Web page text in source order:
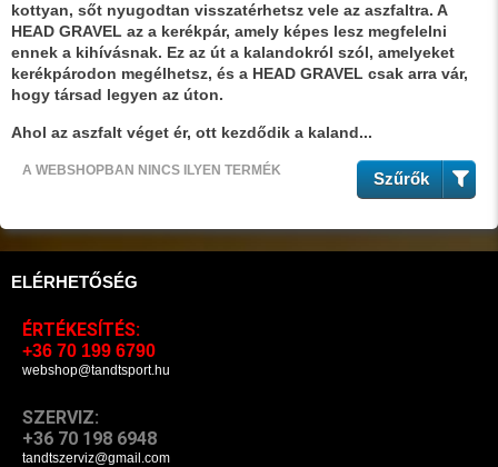
kottyan, sőt nyugodtan visszatérhetsz vele az aszfaltra. A
HEAD GRAVEL az a kerékpár, amely képes lesz megfelelni
ennek a kihívásnak. Ez az út a kalandokról szól, amelyeket
kerékpárodon megélhetsz, és a HEAD GRAVEL csak arra vár,
hogy társad legyen az úton.
Ahol az aszfalt véget ér, ott kezdődik a kaland...
Szűrők
A WEBSHOPBAN NINCS ILYEN TERMÉK
ELÉRHETŐSÉG
ÉRTÉKESÍTÉS:
+36 70 199 6790
webshop@tandtsport.hu
SZERVIZ:
+36 70 198 6948
tandtszerviz@gmail.com